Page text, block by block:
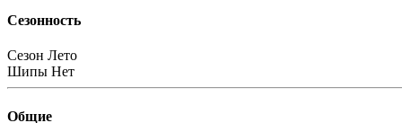
Сезонность
Сезон Лето
Шипы Нет
Общие